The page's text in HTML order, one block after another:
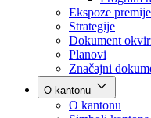
Vlada
Poslovnik
Program
Ekspoze
Strategije
Dokument
Planovi
Značajni